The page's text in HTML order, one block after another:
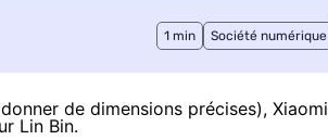
1 min Société numérique
de dimensions précises), Xiaomi
Lin Bin.